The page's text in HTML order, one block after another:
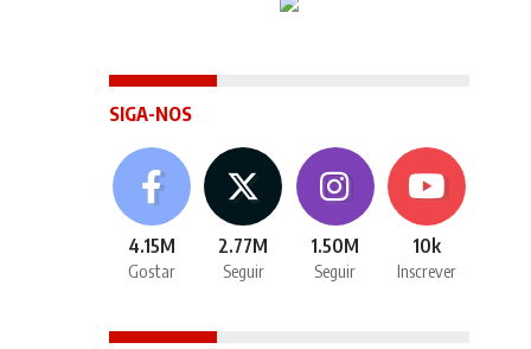
SIGA-NOS
4.15M
Gostar
2.77M
Seguir
1.50M
Seguir
10k
Inscrever